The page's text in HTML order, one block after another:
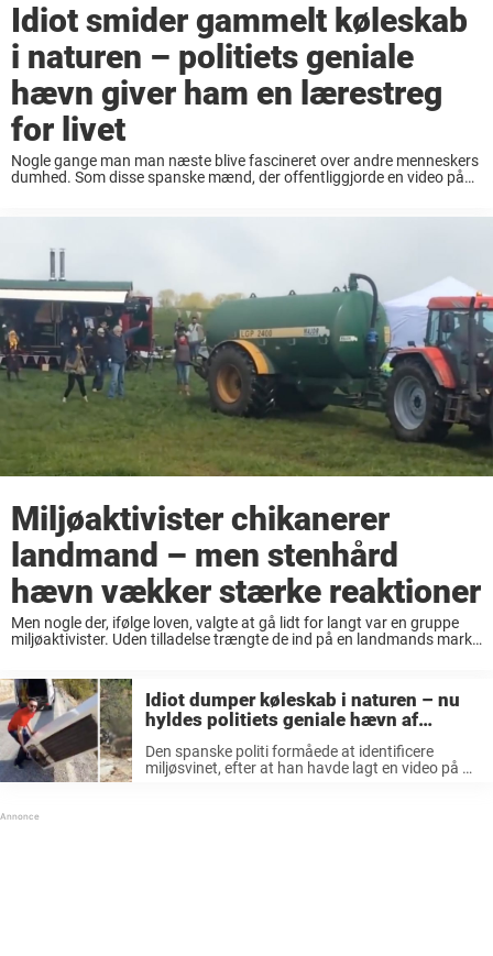
Idiot smider gammelt køleskab
i naturen – politiets geniale
hævn giver ham en lærestreg
for livet
Nogle gange man man næste blive fascineret over andre menneskers
dumhed. Som disse spanske mænd, der offentliggjorde en video på
Miljøaktivister chikanerer
landmand – men stenhård
hævn vækker stærke reaktioner
Men nogle der, ifølge loven, valgte at gå lidt for langt var en gruppe
miljøaktivister. Uden tilladelse trængte de ind på en landmands mark
Idiot dumper køleskab i naturen – nu
hyldes politiets geniale hævn af
Den spanske politi formåede at identificere
miljøsvinet, efter at han havde lagt en video på de